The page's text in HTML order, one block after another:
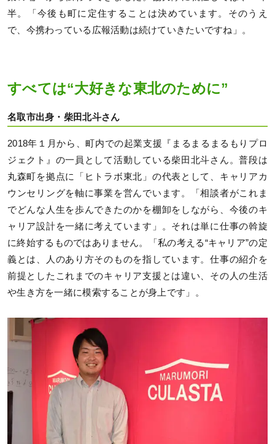
半。「今後も町に定住することは決めています。そのうえ
で、今携わっている広報活動は続けていきたいですね」。
すべては“大好きな東北のために”
名取市出身・柴田北斗さん
2018年１月から、町内での起業支援『まるまるまるもりプロ
ジェクト』の一員として活動している柴田北斗さん。普段は
丸森町を拠点に「ヒトラボ東北」の代表として、キャリアカ
ウンセリングを軸に事業を営んでいます。「相談者がこれま
でどんな人生を歩んできたのかを棚卸をしながら、今後のキ
ャリア設計を一緒に考えています」。それは単に仕事の斡旋
に終始するものではありません。「私の考える“キャリア”の定
義とは、人のあり方そのものを指しています。仕事の紹介を
前提としたこれまでのキャリア支援とは違い、その人の生活
や生き方を一緒に模索することが身上です」。